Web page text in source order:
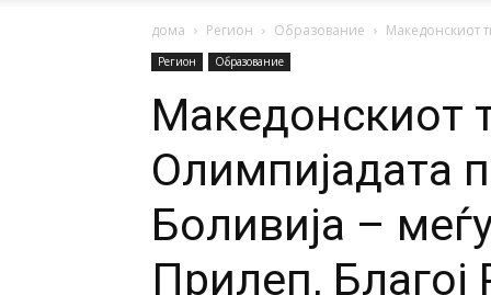
дома Регион Образование Македонскиот
Регион Образование
Македонскиот
Олимпијадата
Боливија –
Прилеп, Благој